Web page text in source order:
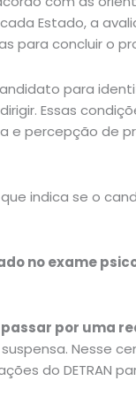
Estado, a
para concluir o
para
Essas
e percepção de
indica se o
no exame
por uma
Nesse
do DETRAN